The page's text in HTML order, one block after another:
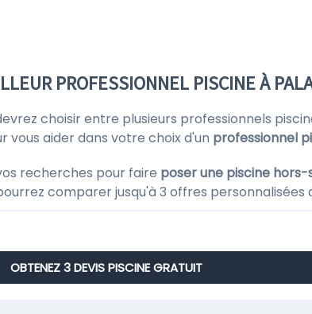
PROFESSIONNEL PISCINE À
choisir entre plusieurs professionnels
vous aider dans votre choix d'un professionnel
recherches pour faire poser une piscine
comparer jusqu'à 3 offres personnalisées
OBTENEZ 3 DEVIS PISCINE GRATUIT